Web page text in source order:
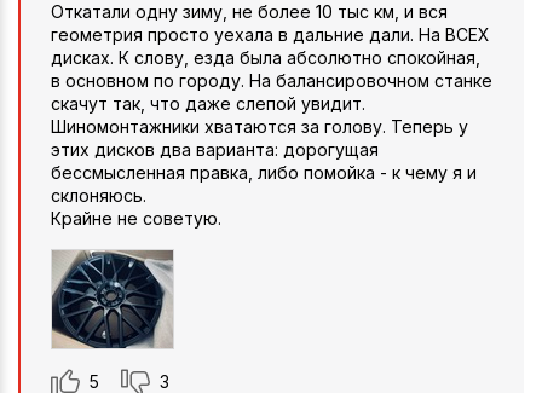
Откатали одну зиму, не более 10 тыс км, и вся
геометрия просто уехала в дальние дали. На ВСЕХ
дисках. К слову, езда была абсолютно спокойная,
в основном по городу. На балансировочном станке
скачут так, что даже слепой увидит.
Шиномонтажники хватаются за голову. Теперь у
этих дисков два варианта: дорогущая
бессмысленная правка, либо помойка - к чему я и
склоняюсь.
Крайне не советую.
5 3